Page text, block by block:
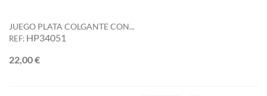
JUEGO PLATA COLGANTE CON...
REF: HP34051
22,00 €Precio